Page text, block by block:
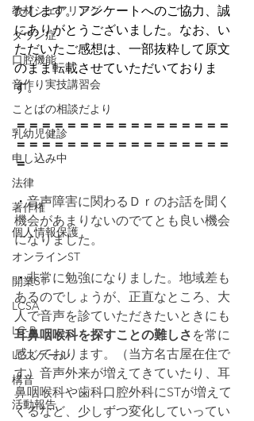
教材シェアリング
ダウン症
口腔機能
音作り実技講習会
ことばの相談だより
乳幼児健診
申し込み中
法律
著作権
個人情報保護
オンラインST
開業ST
LCSA
LC-R
LCスケール
構音
活動報告
たします。アンケートへのご協力、誠
にありがとうございました。なお、い
ただいたご感想は、一部抜粋して原文
のまま転載させていただいておりま
す。
＝＝＝＝＝＝＝＝＝＝＝＝＝＝＝＝＝
＝＝＝＝＝＝＝＝＝＝＝＝＝＝＝＝＝
＝
・音声障害に関わるＤｒのお話を聞く
機会があまりないのでてとも良い機会
になりました。
・非常に勉強になりました。地域差も
あるのでしょうが、正直なところ、大
人で音声を診ていただきたいときにも
耳鼻咽喉科を探すことの難しさ を常に
感じております。（当方名古屋在住で
す）音声外来が増えてきていたり、耳
鼻咽喉科や歯科口腔外科にSTが増えて
くるなど、少しずつ変化していってい